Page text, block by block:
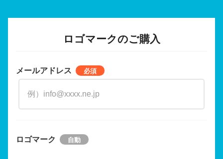
ロゴマークのご購入
メールアドレス
ロゴマーク